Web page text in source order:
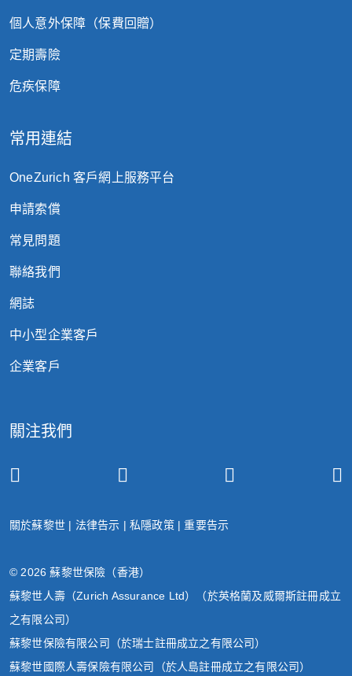
個人意外保障（保費回贈）
定期壽險
危疾保障
常用連結
OneZurich 客戶網上服務平台
申請索償
常見問題
聯絡我們
網誌
中小型企業客戶
企業客戶
關注我們
關於蘇黎世 | 法律告示 |私隱政策|重要告示
© 2026 蘇黎世保險（香港）
蘇黎世人壽（Zurich Assurance Ltd）（於英格蘭及威爾斯註冊成立
之有限公司）
蘇黎世保險有限公司（於瑞士註冊成立之有限公司）
蘇黎世國際人壽保險有限公司（於人島註冊成立之有限公司）